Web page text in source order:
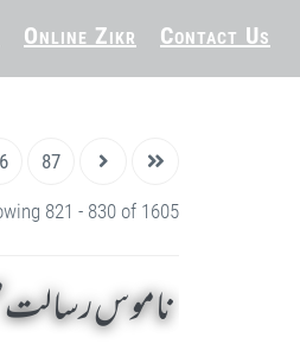
Online Zikr Contact Us
87
821 - 830 of 1605
ناموس رسالت